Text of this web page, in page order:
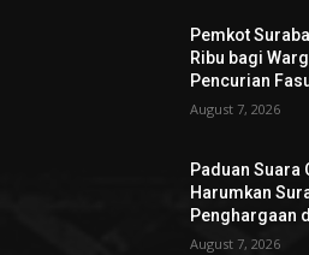
Pemkot
Ribu bagi
Pencurian
August 7, 2026
Paduan Suara
Harumkan
Penghargaan
August 7, 2026